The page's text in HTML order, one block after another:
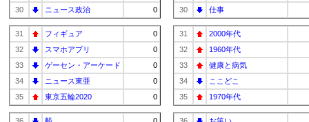
30
ニュース政治 0
31 フィギュア
0
32
スマホアプリ
0
33
ゲーセン・アーケード
0
34
ニュース東亜
0
35
東京五輪2020 0
30
仕事
31
2000年代
32
1960年代
33
健康と病気
34
ここどこ
35
1970年代